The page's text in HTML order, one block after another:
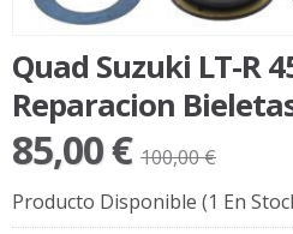
Quad Suzuki LT-R
Reparacion
85,00 € 100,00 €
Producto Disponible (1 En